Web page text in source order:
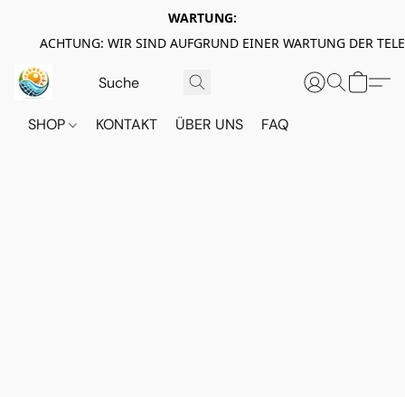
WARTUNG:
ACHTUNG: WIR SIND AUFGRUND EINER WARTUNG DER
SHOP KONTAKT ÜBER UNS FAQ